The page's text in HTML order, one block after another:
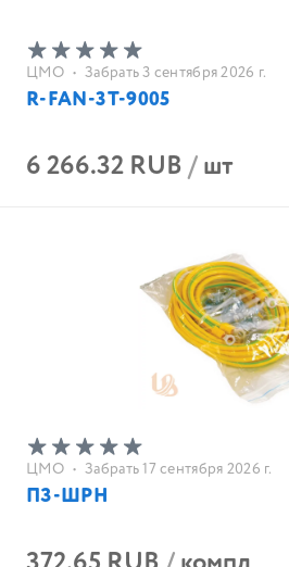
ЦМО • Забрать 3 сентября 2026 г.
R-FAN-3T-9005
6 266.32 RUB/шт
ЦМО • Забрать 17 сентября 2026 г.
ПЗ-ШРН